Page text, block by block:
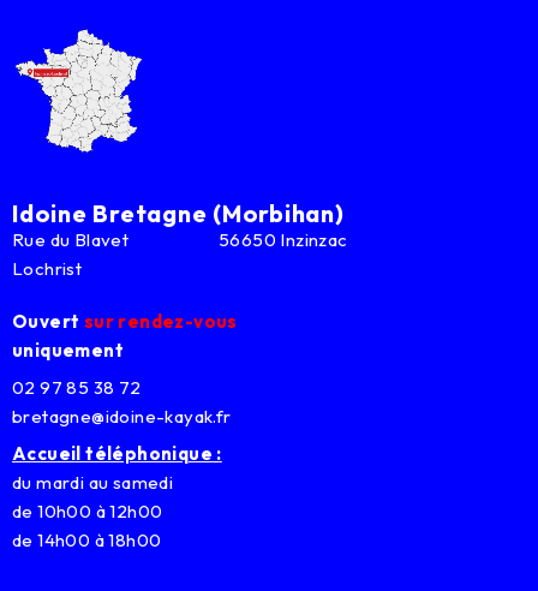
Idoine Bretagne (Morbihan)
Rue du Blavet 56650 Inzinzac
Lochrist
Ouvert sur rendez-vous
uniquement
02 97 85 38 72
bretagne@idoine-kayak.fr
Accueil téléphonique :
du mardi au samedi
de 10h00 à 12h00
de 14h00 à 18h00